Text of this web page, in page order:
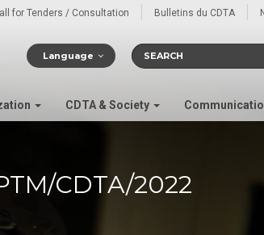
Bulletins du CDTA
for Tenders / Consultation
Language
CDTA & Society
CDTA/2022